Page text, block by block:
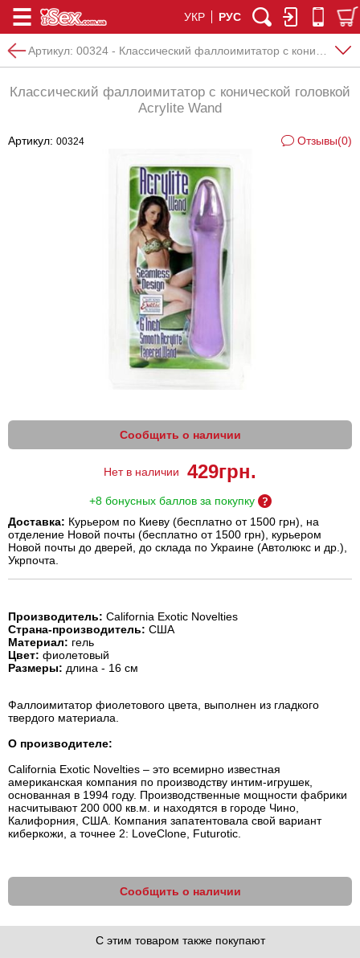
УКР РУС
Артикул: 00324 - Классический фаллоимитатор с конической головкой Acrylite Wand
Классический фаллоимитатор с конической головкой
Acrylite Wand
Артикул: 00324 Отзывы(0)
Сообщить о наличии
Нет в наличии 429грн.
+8 бонусных баллов за покупку
Доставка: Курьером по Киеву (бесплатно от 1500 грн), на
отделение Новой почты (бесплатно от 1500 грн), курьером
Новой почты до дверей, до склада по Украине (Автолюкс и др.),
Укрпочта.
Производитель: California Exotic Novelties
Страна-производитель: США
Материал: гель
Цвет: фиолетовый
Размеры: длина - 16 см
Фаллоимитатор фиолетового цвета, выполнен из гладкого
твердого материала.
О производителе:
California Exotic Novelties – это всемирно известная
американская компания по производству интим-игрушек,
основанная в 1994 году. Производственные мощности фабрики
насчитывают 200 000 кв.м. и находятся в городе Чино,
Калифорния, США. Компания запатентовала свой вариант
киберкожи, а точнее 2: LoveClone, Futurotic.
Сообщить о наличии
С этим товаром также покупают